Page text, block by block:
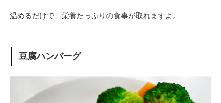
温めるだけで、栄養たっぷりの食事が取れますよ。
豆腐ハンバーグ